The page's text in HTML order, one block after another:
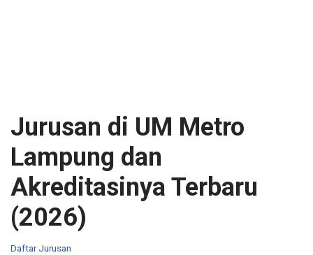
Jurusan di UM Metro
Lampung dan
Akreditasinya Terbaru
(2026)
Daftar Jurusan